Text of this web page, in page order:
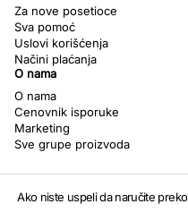
Za nove posetioce
Sva pomoć
Uslovi korišćenja
Načini plaćanja
O nama
O nama
Cenovnik isporuke
Marketing
Sve grupe proizvoda
Ako niste uspeli da naručite